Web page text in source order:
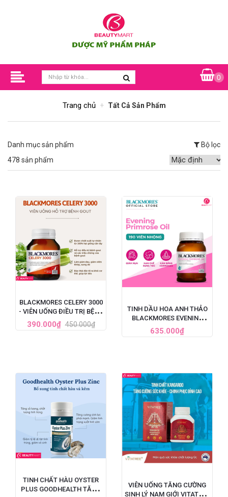
0
Trang chủ Tất Cả Sản Phẩm
Danh mục sản phẩm
Bộ lọc
478 sản phẩm
BLACKMORES CELERY 3000
- VIÊN UỐNG ĐIỀU TRỊ BỆNH
GOUT CỦA ÚC, HỘP 50 VIÊN
390.000₫ 450.000₫
TINH DẦU HOA ANH THẢO
BLACKMORES EVENING
PRIMROSE OIL ÚC, HỘP 190
VIÊN
635.000₫
TINH CHẤT HÀU OYSTER
PLUS GOODHEALTH TĂNG
VIÊN UỐNG TĂNG CƯỜNG
SINH LÝ NAM GIỚI VITATREE